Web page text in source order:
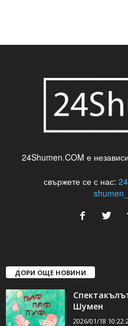
24Shumen.COM е
свържете се с нас:
ДОРИ ОЩЕ НОВИНИ
Шумен
2026/01/18